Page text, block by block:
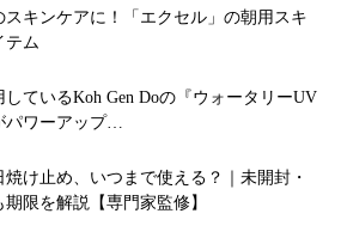
スキンケアに！「エクセル」の朝用スキ
テム
しているKoh Gen Doの『ウォータリーUV
パワーアップ…
焼け止め、いつまで使える？｜未開封・
限を解説【専門家監修】